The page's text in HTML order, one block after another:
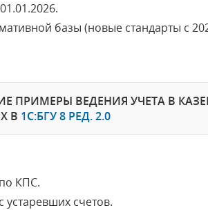
базы (новые стандарты с
ПРИМЕРЫ ВЕДЕНИЯ УЧЕТА В
В 1С:БГУ 8 РЕД. 2.0
КПС.
устаревших счетов.